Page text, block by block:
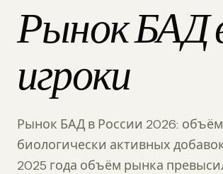
Рынок БАД
игроки
Рынок БАД в России 2026:
биологически активных
2025 года объём рынка